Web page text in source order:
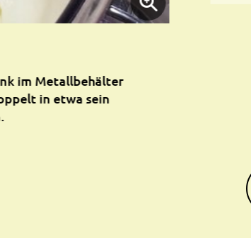
im Metallbehälter
in etwa sein